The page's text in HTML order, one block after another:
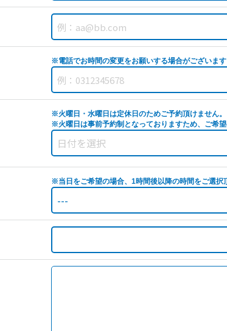
※電話でお時間の変更をお願いする場合がございます
※火曜日・水曜日は定休日のためご予約頂けません。
※火曜日は事前予約制となっておりますため、ご希
※当日をご希望の場合、1時間後以降の時間をご選択